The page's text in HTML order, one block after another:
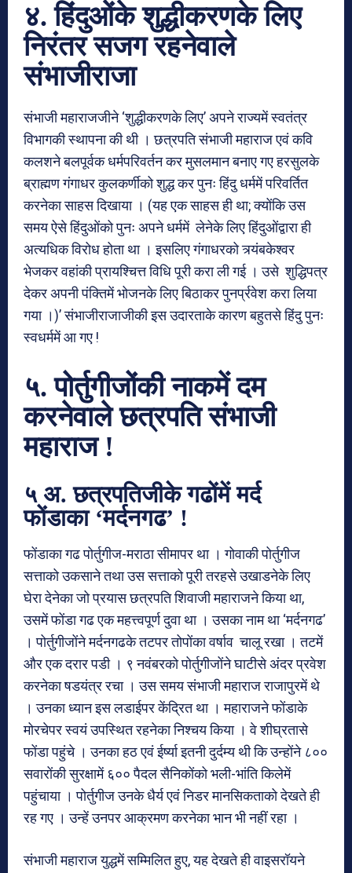
४. हिंदुओंके शुद्धीकरणके लिए
निरंतर सजग रहनेवाले
संभाजीराजा
संभाजी महाराजजीने ‘शुद्धीकरणके लिए’ अपने राज्यमें स्वतंत्र
विभागकी स्थापना की थी । छत्रपति संभाजी महाराज एवं कवि
कलशने बलपूर्वक धर्मपरिवर्तन कर मुसलमान बनाए गए हरसुलके
ब्राह्मण गंगाधर कुलकर्णीको शुद्ध कर पुनः हिंदु धर्ममें परिवर्तित
करनेका साहस दिखाया । (यह एक साहस ही था; क्योंकि उस
समय ऐसे हिंदुओंको पुनः अपने धर्ममें लेनेके लिए हिंदुओंद्वारा ही
अत्यधिक विरोध होता था । इसलिए गंगाधरको त्र्यंबकेश्वर
भेजकर वहांकी प्रायश्चित्त विधि पूरी करा ली गई । उसे शुद्धिपत्र
देकर अपनी पंक्तिमें भोजनके लिए बिठाकर पुनर्प्रवेश करा लिया
गया ।)’ संभाजीराजाजीकी इस उदारताके कारण बहुतसे हिंदु पुनः
स्वधर्ममें आ गए !
५. पोर्तुगीजोंकी नाकमें दम
करनेवाले छत्रपति संभाजी
महाराज !
५ अ. छत्रपतिजीके गढोंमें मर्द
फोंडाका ‘मर्दनगढ’ !
फोंडाका गढ पोर्तुगीज-मराठा सीमापर था । गोवाकी पोर्तुगीज
सत्ताको उकसाने तथा उस सत्ताको पूरी तरहसे उखाडनेके लिए
घेरा देनेका जो प्रयास छत्रपति शिवाजी महाराजने किया था,
उसमें फोंडा गढ एक महत्त्वपूर्ण दुवा था । उसका नाम था ‘मर्दनगढ’
। पोर्तुगीजोंने मर्दनगढके तटपर तोपोंका वर्षाव चालू रखा । तटमें
और एक दरार पडी । ९ नवंबरको पोर्तुगीजोंने घाटीसे अंदर प्रवेश
करनेका षडयंत्र रचा । उस समय संभाजी महाराज राजापुरमें थे
। उनका ध्यान इस लडाईपर केंद्रित था । महाराजने फोंडाके
मोरचेपर स्वयं उपस्थित रहनेका निश्चय किया । वे शीघ्रतासे
फोंडा पहुंचे । उनका हठ एवं ईर्ष्या इतनी दुर्दम्य थी कि उन्होंने ८००
सवारोंकी सुरक्षामें ६०० पैदल सैनिकोंको भली-भांति किलेमें
पहुंचाया । पोर्तुगीज उनके धैर्य एवं निडर मानसिकताको देखते ही
रह गए । उन्हें उनपर आक्रमण करनेका भान भी नहीं रहा ।
संभाजी महाराज युद्धमें सम्मिलित हुए, यह देखते ही वाइसरॉयने